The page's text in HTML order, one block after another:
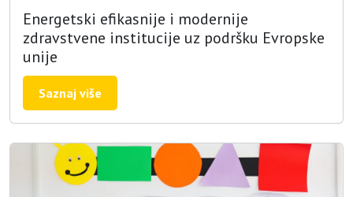
Energetski efikasnije i modernije
zdravstvene institucije uz podršku Evropske
unije
Saznaj više